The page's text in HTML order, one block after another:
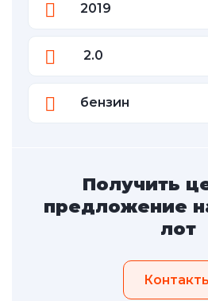
2019
2.0
бензин
Получить
предложение
лот